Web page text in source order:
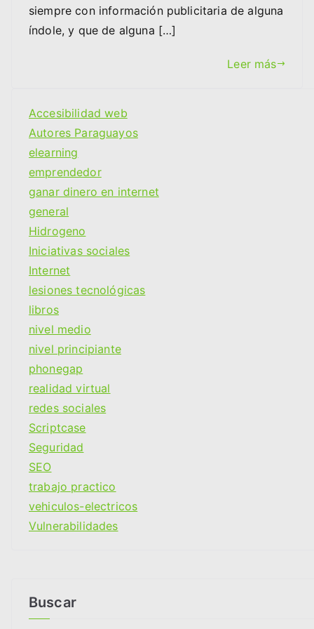
siempre con información publicitaria de alguna
índole, y que de alguna […]
Leer más
Accesibilidad web
Autores Paraguayos
elearning
emprendedor
ganar dinero en internet
general
Hidrogeno
Iniciativas sociales
Internet
lesiones tecnológicas
libros
nivel medio
nivel principiante
phonegap
realidad virtual
redes sociales
Scriptcase
Seguridad
SEO
trabajo practico
vehiculos-electricos
Vulnerabilidades
Buscar